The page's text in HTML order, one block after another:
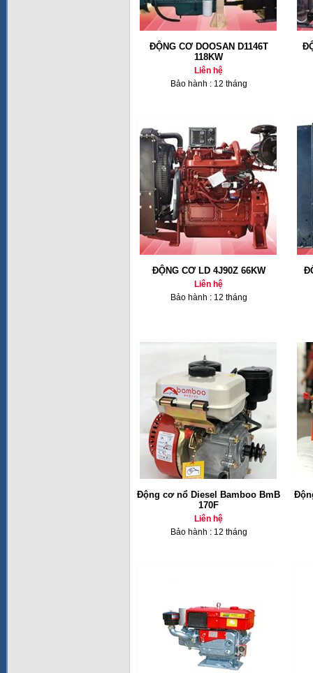
ĐỘNG CƠ DOOSAN D1146T
118KW
Liên hệ
Bảo hành : 12 tháng
ĐỘNG CƠ LD 4J90Z 66KW
Liên hệ
Bảo hành : 12 tháng
Động cơ nổ Diesel Bamboo BmB
170F
Liên hệ
Bảo hành : 12 tháng